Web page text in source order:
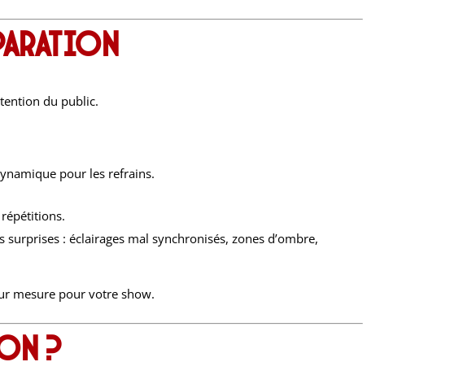
du public.
pour les refrains.
surprises : éclairages mal synchronisés, zones d’ombre,
mesure pour votre show.
?